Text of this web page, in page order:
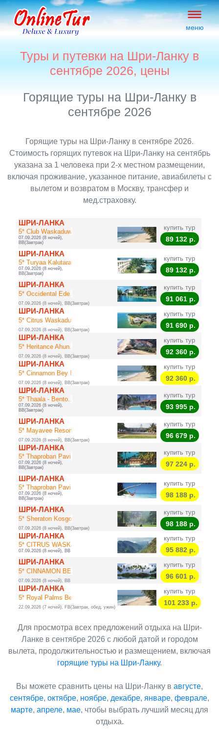
меню
Туры и путевки на Шри-Ланку в
сентябре 2026, цены
Горящие туры на Шри-Ланку в
сентябре 2026
Горящие туры на Шри-Ланку в сентябре 2026.
Стоимость горящих путевок на Шри-Ланку на сентябрь
указана за 1 человека при 2-х местном размещении,
включая проживание, указанное питание, авиабилеты с
вылетом и возвратом в Москву, трансфер и
мед.страховку.
ШРИ-ЛАНКА
5* Club Waskaduwa...
07.09.2026 (8 ночей),
BB(Завтрак)
купить тур
89 132р.
ШРИ-ЛАНКА
5* Turyaa Kalutara
07.09.2026 (8 ночей),
BB(Завтрак)
купить тур
89 132р.
ШРИ-ЛАНКА
5* Occidental Ede...
07.09.2026 (8 ночей), BB(Завтрак)
купить тур
91 061р.
ШРИ-ЛАНКА
5* Citrus Waskadu...
07.09.2026 (8 ночей), BB(Завтрак)
купить тур
91 690р.
ШРИ-ЛАНКА
5* Heritance Ahun...
07.09.2026 (8 ночей), BB(Завтрак)
купить тур
92 360р.
ШРИ-ЛАНКА
5* Cinnamon Bey B...
07.09.2026 (8 ночей), BB(Завтрак)
купить тур
92 360р.
ШРИ-ЛАНКА
5* Thaala - Bento...
07.09.2026 (8 ночей),
BB(Завтрак)
купить тур
93 995р.
ШРИ-ЛАНКА
5* Mayavee Resort...
07.09.2026 (8 ночей), BB(Завтрак)
купить тур
96 679р.
ШРИ-ЛАНКА
5* Thaproban Pavi...
07.09.2026 (8 ночей),
BB(Завтрак)
купить тур
97 224р.
ШРИ-ЛАНКА
5* Thaproban Pavi...
07.09.2026 (8 ночей),
BB(Завтрак)
купить тур
98 188р.
ШРИ-ЛАНКА
5* Sheraton Kosgo...
07.09.2026 (8 ночей), BB(Завтрак)
купить тур
98 188р.
ШРИ-ЛАНКА
5* CITRUS WASKADU...
07.09.2026 (8 ночей), BB
купить тур
95 882 р.
ШРИ-ЛАНКА
5* CINNAMON BEY
07.09.2026 (8 ночей), BB
купить тур
96 601р.
ШРИ-ЛАНКА
5* Royal Palms Be...
22.09.2026 (7 ночей), FB(Завтрак, обед, ужин)
купить тур
101 233р.
Для просмотра всех предложений отдыха на Шри-
Ланке в сентябре 2026 с любой датой и городом
вылета, продолжительностью и размещением, включая
горящие туры на Шри-Ланку.
Вы можете сравнить цены на Шри-Ланку в августе,
сентябре, октябре, ноябре, декабре, январе, феврале,
марте, апреле, мае, чтобы выбрать лучший месяц для
отдыха.